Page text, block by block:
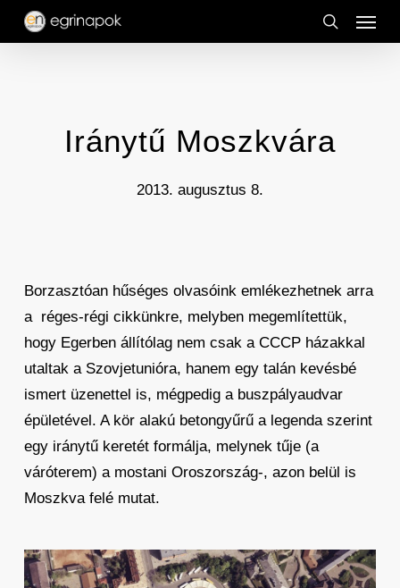
Skip
search
Menu
Iránytű Moszkvára
2013. augusztus 8.
Borzasztóan hűséges olvasóink emlékezhetnek arra
a réges-régi cikkünkre, melyben megemlítettük,
hogy Egerben állítólag nem csak a CCCP házakkal
utaltak a Szovjetunióra, hanem egy talán kevésbé
ismert üzenettel is, mégpedig a buszpályaudvar
épületével. A kör alakú betongyűrű a legenda szerint
egy iránytű keretét formálja, melynek tűje (a
váróterem) a mostani Oroszország-, azon belül is
Moszkva felé mutat.